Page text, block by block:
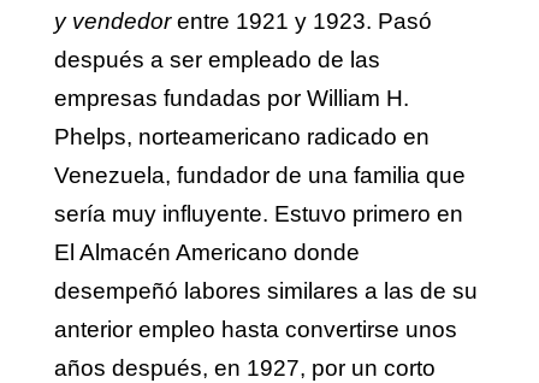
y vendedorentre 1921 y 1923. Pasó
después a ser empleado de las
empresas fundadas por William H.
Phelps, norteamericano radicado en
Venezuela, fundador de una familia que
sería muy influyente. Estuvo primero en
El Almacén Americano donde
desempeñó labores similares a las de su
anterior empleo hasta convertirse unos
años después, en 1927, por un corto